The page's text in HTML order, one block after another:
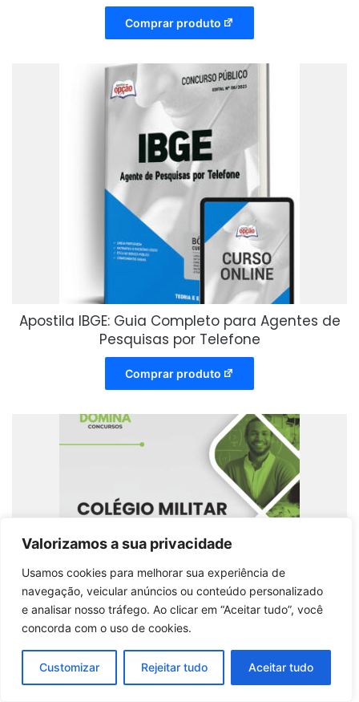
Valorizamos a sua privacidade
Usamos cookies para melhorar sua experiência de
navegação, veicular anúncios ou conteúdo personalizado
e analisar nosso tráfego. Ao clicar em “Aceitar tudo”, você
concorda com o uso de cookies.
Customizar Rejeitar tudo Aceitar tudo
Comprar produto
Apostila IBGE: Guia Completo para Agentes de
Pesquisas por Telefone
Comprar produto
Apostila de Filosofia 2026 para Professores do
Colégio Militar